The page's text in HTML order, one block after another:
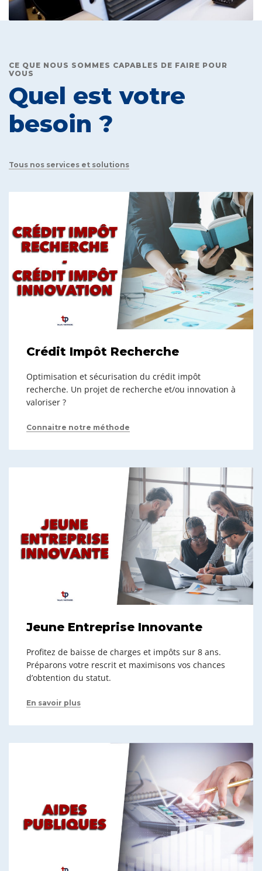
CE QUE NOUS SOMMES CAPABLES DE FAIRE POUR
VOUS
Quel est votre
besoin ?
Tous nos services et solutions
Crédit Impôt Recherche
Optimisation et sécurisation du crédit impôt
recherche. Un projet de recherche et/ou innovation à
valoriser ?
Connaitre notre méthode
Jeune Entreprise Innovante
Profitez de baisse de charges et impôts sur 8 ans.
Préparons votre rescrit et maximisons vos chances
d’obtention du statut.
En savoir plus